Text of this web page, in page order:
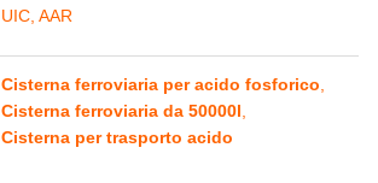
UIC, AAR
Cisterna ferroviaria per acido fosforico
Cisterna ferroviaria da 50000l
Cisterna per trasporto acido